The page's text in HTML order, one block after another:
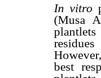
In vitro
(Musa
plantlets
best